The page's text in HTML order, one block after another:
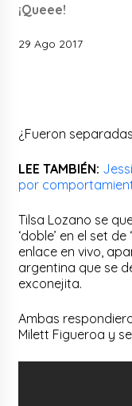
¡Queee!
29 Ago 2017
¿Fueron
LEE TAMBIÉN:
por
Tilsa Lozano se
‘doble’ en el set
enlace en vivo,
argentina que se
exconejita.
Ambas
Milett Figueroa y